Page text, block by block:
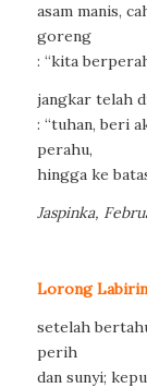
asam manis,
goreng
: “kita
jangkar telah
: “tuhan, beri
perahu,
hingga ke
Jaspinka,
Lorong Labirin
setelah
perih
dan sunyi;